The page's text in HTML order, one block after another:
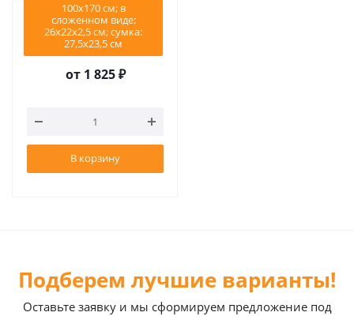
100x170 см; в
сложенном виде:
26х22х2,5 см; сумка:
27,5х23,5 см
от 1 825 ₽
В корзину
Подберем лучшие варианты!
Оставьте заявку и мы сформируем предложение под